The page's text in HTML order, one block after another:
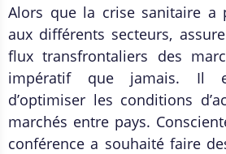
Alors que la crise sanitaire a
aux différents secteurs,
flux transfrontaliers des
impératif que jamais. Il
d’optimiser les conditions
marchés entre pays.
conférence a souhaité faire